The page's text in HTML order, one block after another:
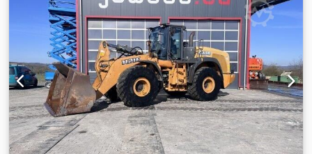
cambios: Powershift total 19+6 Depósito de gasoil: 1
Dsdpfx Akoynq Dbobewa Capacidad del depósito: 400 L
Radio: ? Asiento neumático: ? Frenos: Frenos de disco en
baño de aceite Tamaño de neumáticos: 600/65R25 +
650/75R38 - 520/70R34 Porcentaje de banda de rodadura
restante: 60% 90% - 40% Caja de herramientas: ? Sistema
hidráulico: ? Fabricante de cisterna: Samson Capacidad de
la cisterna: 8000 L Bomba de alta presión: 2 x HPP Caudal
de alta presión: 122 l/min - 130 bar Bomba de vacío:
Samson Mando a distancia: ?